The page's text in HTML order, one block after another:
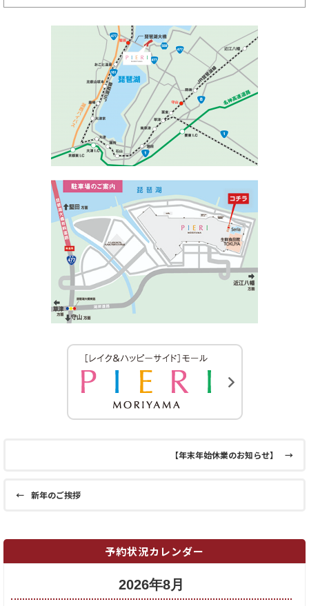
【年末年始休業のお知らせ】 →
← 新年のご挨拶
予約状況カレンダー
2026年8月